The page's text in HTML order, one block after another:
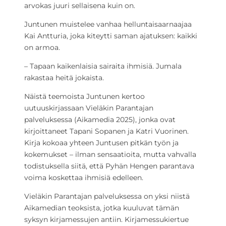
arvokas juuri sellaisena kuin on.
Juntunen muistelee vanhaa helluntaisaarnaajaa
Kai Antturia, joka kiteytti saman ajatuksen: kaikki
on armoa.
– Tapaan kaikenlaisia sairaita ihmisiä. Jumala
rakastaa heitä jokaista.
Näistä teemoista Juntunen kertoo
uutuuskirjassaan Vieläkin Parantajan
palveluksessa (Aikamedia 2025), jonka ovat
kirjoittaneet Tapani Sopanen ja Katri Vuorinen.
Kirja kokoaa yhteen Juntusen pitkän työn ja
kokemukset – ilman sensaatioita, mutta vahvalla
todistuksella siitä, että Pyhän Hengen parantava
voima koskettaa ihmisiä edelleen.
Vieläkin Parantajan palveluksessa on yksi niistä
Aikamedian teoksista, jotka kuuluvat tämän
syksyn kirjamessujen antiin. Kirjamessukiertue